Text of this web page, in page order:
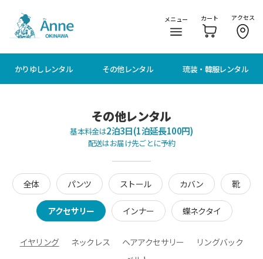
メニュー カート アクセス
かりゆしレンタル その他レンタル 琉装・韓服レンタル
その他レンタル
基本料金は2泊3日(1泊延長100円)
配送はお届け先ごとに予約
全体 パンツ ストール カバン 靴
アクセサリー インナー 蝶ネクタイ
イヤリング ネックレス ヘアアクセサリー
リングバック